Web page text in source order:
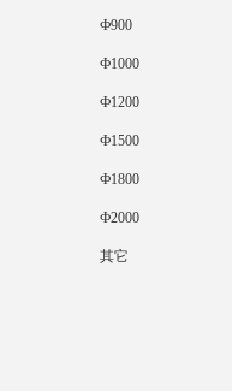
Ф900
Ф1000
Ф1200
Ф1500
Ф1800
Ф2000
其它